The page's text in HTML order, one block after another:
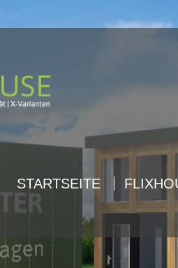
Lorem ipsum dolor sit amet:
24h / 365days
We offer support for our
Mon - Fri 8:00am - 5:00pm
STARTSEITE